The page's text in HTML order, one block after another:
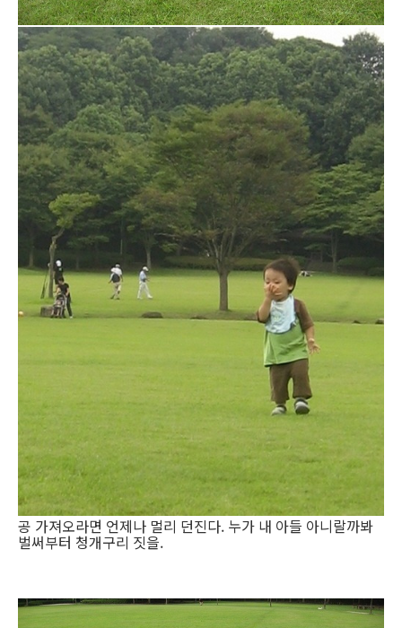
공 가져오라면 언제나 멀리 던진다. 누가 내 아들 아니랄까봐
벌써부터 청개구리 짓을.